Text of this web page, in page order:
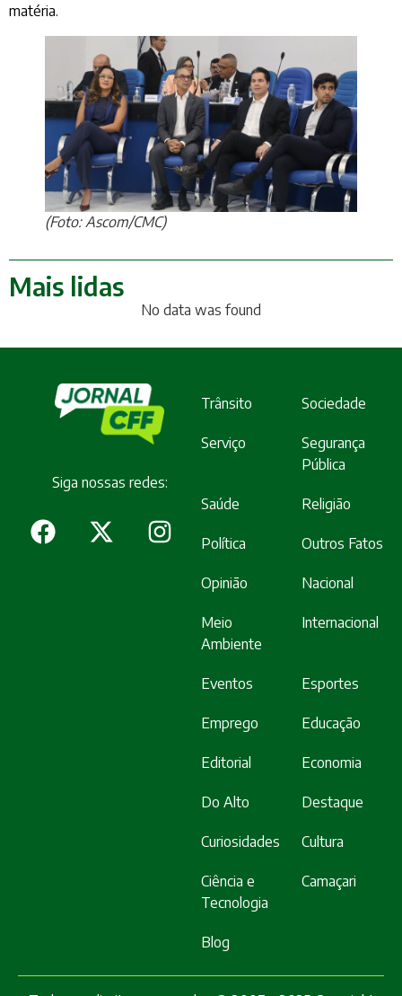
matéria.
(Foto: Ascom/CMC)
Mais lidas
No data was found
Siga nossas redes:
Trânsito Sociedade
Serviço
Segurança
Pública
Saúde Religião
Política Outros Fatos
Opinião Nacional
Meio
Ambiente
Internacional
Eventos Esportes
Emprego Educação
Editorial Economia
Do Alto Destaque
Curiosidades Cultura
Ciência e
Tecnologia
Camaçari
Blog